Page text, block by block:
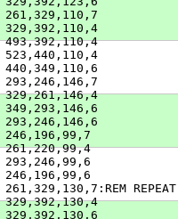
261,329,110,7
329,392,110,4
493,392,110,4
523,440,110,4
440,349,110,6
293,246,146,7
329,261,146,4
349,293,146,6
293,246,146,6
246,196,99,7
261,220,99,4
293,246,99,6
246,196,99,6
261,329,130,7:REM REPEAT
329,392,130,4
329,392,130,6